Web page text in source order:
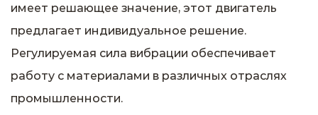
имеет решающее значение, этот двигатель
предлагает индивидуальное решение.
Регулируемая сила вибрации обеспечивает
работу с материалами в различных отраслях
промышленности.